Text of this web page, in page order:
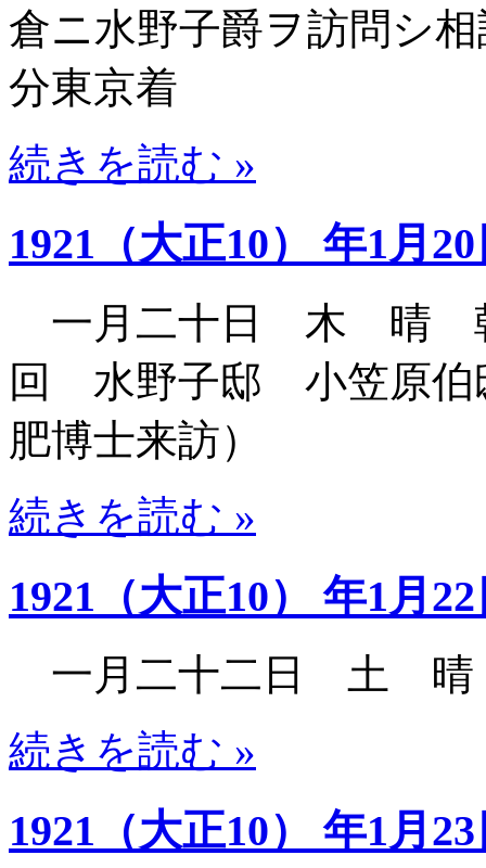
倉ニ水野子爵ヲ訪問シ
分東京着
続きを読む »
1921（大正10） 年1月
一月二十日 木 晴
回 水野子邸 小笠原
肥博士来訪）
続きを読む »
1921（大正10） 年1月
一月二十二日 土 晴
続きを読む »
1921（大正10） 年1月